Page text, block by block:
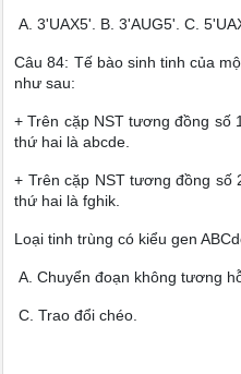
A. 3'UAX5'. B. 3'AUG5'. C.
Câu 84: Tế bào sinh tinh của
như sau:
+ Trên cặp NST tương đồng số
thứ hai là abcde.
+ Trên cặp NST tương đồng số
thứ hai là fghik.
Loại tinh trùng có kiểu gen
A. Chuyển đoạn không tương
C. Trao đổi chéo.